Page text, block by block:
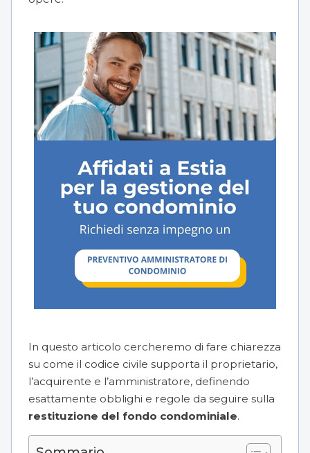
In questo articolo cercheremo di fare chiarezza
su come il codice civile supporta il proprietario,
l’acquirente e l’amministratore, definendo
esattamente obblighi e regole da seguire sulla
restituzione del fondo condominiale.